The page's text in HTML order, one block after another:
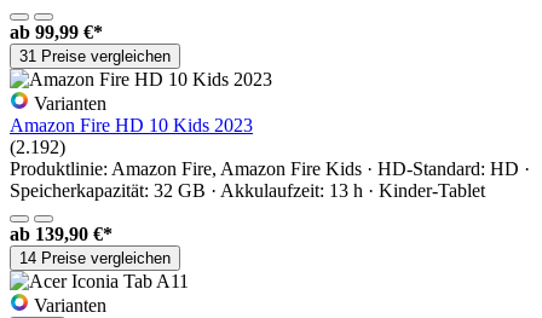
ab 99,99 €*
31 Preise vergleichen
Varianten
Amazon Fire HD 10 Kids 2023
(2.192)
Produktlinie: Amazon Fire, Amazon Fire Kids · HD-Standard: HD ·
Speicherkapazität: 32 GB · Akkulaufzeit: 13 h · Kinder-Tablet
ab 139,90 €*
14 Preise vergleichen
Varianten